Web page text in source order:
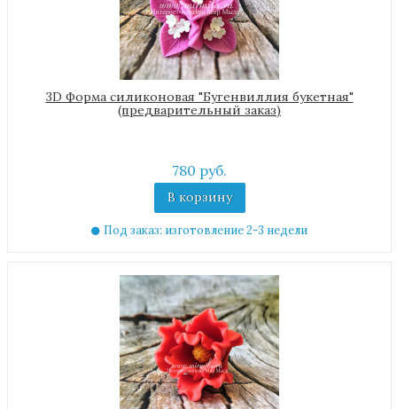
3D Форма силиконовая "Бугенвиллия букетная"
(предварительный заказ)
780 руб.
В корзину
Под заказ: изготовление 2-3 недели